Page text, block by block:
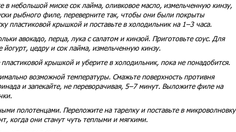
небольшой миске сок лайма, оливковое масло, измельченную кинзу,
рыбного филе, переверните так, чтобы они были покрыты
пластиковой крышкой и поставьте в холодильник на 1–3 часа.
авокадо, перца, лука с салатом и кинзой. Приготовьте соус. Для
цедру и сок лайма, измельченную кинзу.
крышкой и уберите в холодильник, пока не понадобится.
возможной температуры. Смажьте поверхность противня
и запекайте, не переворачивая, 5–7 минут. Выложите филе на
полотенцами. Переложите на тарелку и поставьте в микроволновку
когда они станут чуть теплыми и мягкими.